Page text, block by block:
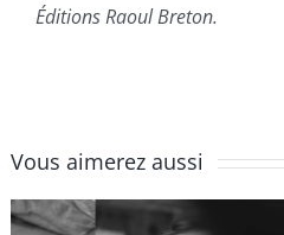
Éditions Raoul Breton.
Vous aimerez aussi